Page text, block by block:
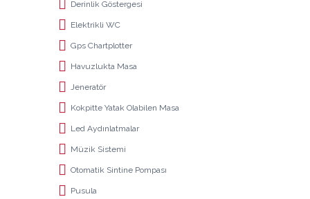
Derinlik Göstergesi
Elektrikli WC
Gps Chartplotter
Havuzlukta Masa
Jeneratör
Kokpitte Yatak Olabilen Masa
Led Aydınlatmalar
Müzik Sistemi
Otomatik Sintine Pompası
Pusula